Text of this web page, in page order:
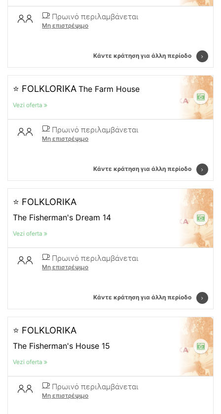
Πρωινό περιλαμβάνεται
Μη επιστρέψιμο
Κάντε κράτηση για άλλη περίοδο
⭐ FOLKLORIKA The Farm House
Vezi oferta
Πρωινό περιλαμβάνεται
Μη επιστρέψιμο
Κάντε κράτηση για άλλη περίοδο
⭐ FOLKLORIKA
The Fisherman's Dream 14
Vezi oferta
Πρωινό περιλαμβάνεται
Μη επιστρέψιμο
Κάντε κράτηση για άλλη περίοδο
⭐ FOLKLORIKA
The Fisherman's House 15
Vezi oferta
Πρωινό περιλαμβάνεται
Μη επιστρέψιμο